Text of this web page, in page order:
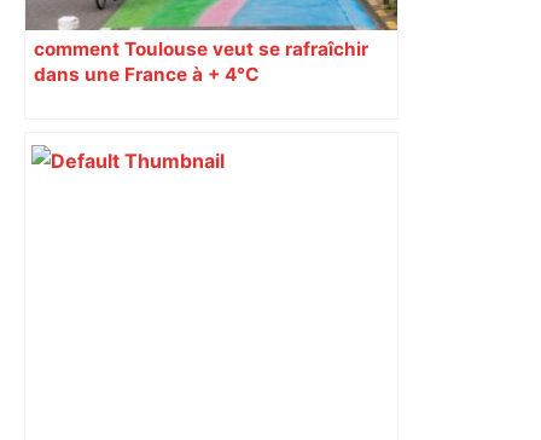
comment Toulouse veut se rafraîchir
dans une France à + 4°C